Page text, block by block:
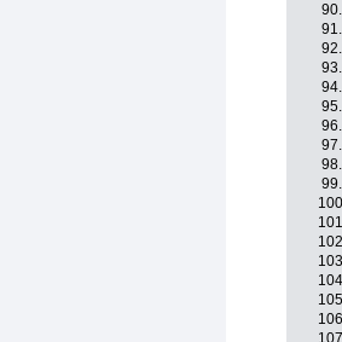
90.
91.
92.
93.
94.
95.
96.
97.
98.
99.